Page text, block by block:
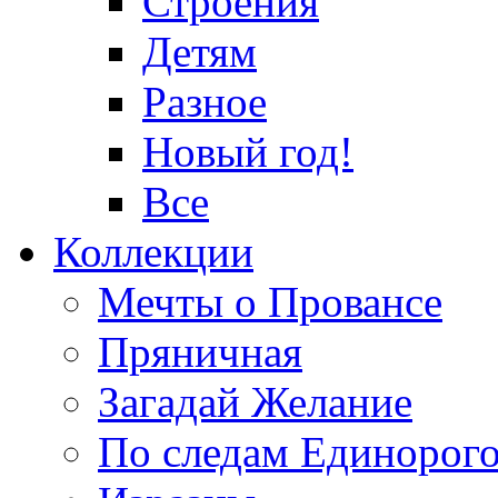
Детям
Разное
Новый год!
Все
Коллекции
Мечты о Провансе
Пряничная
Загадай Желание
По следам